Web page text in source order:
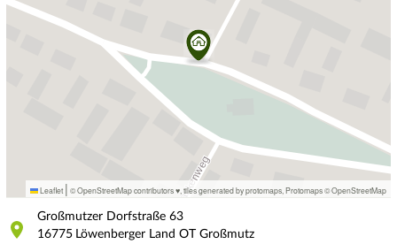
Leaflet | © OpenStreetMap contributors ♥, tiles generated by protomaps Protomaps©OpenStreetMap
Großmutzer Dorfstraße 63
16775 Löwenberger Land OT Großmutz